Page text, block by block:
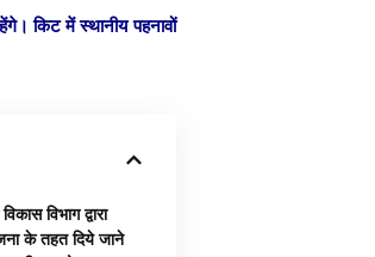
किट में स्थानीय पहनावों
विभाग द्वारा
के तहत दिये जाने